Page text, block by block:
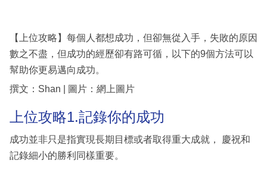
區
【上位攻略】每個人都想成功，但卻無從入手，失敗的原因
數之不盡，但成功的經歷卻有路可循，以下的9個方法可以
幫助你更易邁向成功。
撰文：Shan | 圖片：網上圖片
上位攻略1.記錄你的成功
成功並非只是指實現長期目標或者取得重大成就， 慶祝和
記錄細小的勝利同樣重要。